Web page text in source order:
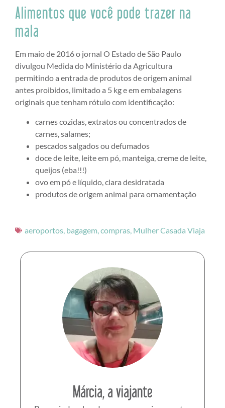
Alimentos que você pode trazer na
mala
Em maio de 2016 o jornal O Estado de São Paulo
divulgou Medida do Ministério da Agricultura
permitindo a entrada de produtos de origem animal
antes proibidos, limitado a 5 kg e em embalagens
originais que tenham rótulo com identificação:
carnes cozidas, extratos ou concentrados de
carnes, salames;
pescados salgados ou defumados
doce de leite, leite em pó, manteiga, creme de leite,
queijos (eba!!!)
ovo em pó e líquido, clara desidratada
produtos de origem animal para ornamentação
aeroportos bagagem compras Mulher Casada Viaja
Márcia, a viajante